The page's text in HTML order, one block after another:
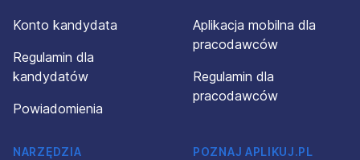
Konto kandydata
Regulamin dla
kandydatów
Powiadomienia
Aplikacja mobilna dla
pracodawców
Regulamin dla
pracodawców
NARZĘDZIA
POZNAJ APLIKUJ.PL